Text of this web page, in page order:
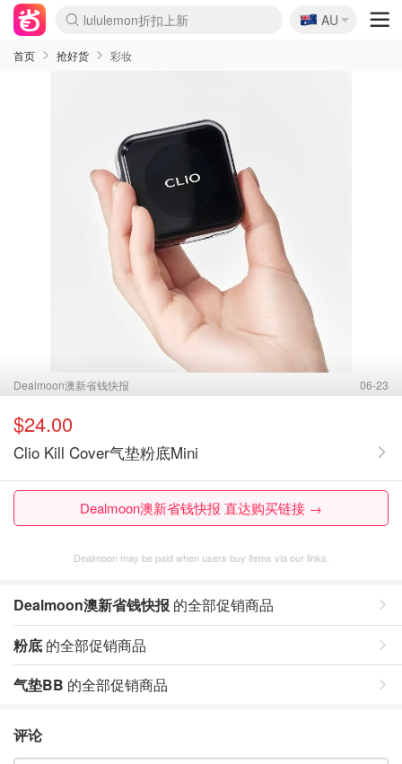
lululemon折扣上新
Sasa美妆护肤3.5折
SSENSE年中3折
FreshBeauty好价汇总
Cettire降价+叠9折
Farfetch折上8折
WWS Coles超市实拍
viagogo二手票捡漏
Myer清仓1折起
The Outnet奢牌1折起
David Jones 3折起
Flannels大牌1折
Perfumes Club护肤1折
AMIRO返校季6.2折
Oweek抽奖送Airpods
Amazon折扣汇总
eToro入金$200送$50
Amazon数码好物
ICONIC本周7.5折
ThedoubleF高奢地板价
Moose Knuckles 6折
丝芙兰5折起
EUFY官网3.7折起
Selenichast首饰2折
Trip机票酒店促销
YSL送5件彩妆礼
Amazon家居好物
BIGBANG巡演开票
David Jones时尚3折
Amazon美妆护肤
雅漾大喷$8
过敏原检测盒$33
伊索独家赠50ml沐浴露
科颜氏清仓3折
SEALIFE海洋馆门票6折
丝塔芙大白罐$16
订阅Newsletter送香薰
Cult Beauty 6.8折
Harrods圣诞日历2.3折
LN-CC奢牌私促3折
d'Alba空姐喷雾$16
EVE LOM套装逆天2折
Bernardelli独家4折
Adore Beauty 6折起
CT圣诞日历
Mytheresa奢品2.7折
Luxury Escapes 9折
Currentbody美容仪9折
MOON Garden Live
ALLSAINTS美衣3折
Roborock扫地机3.7折
Tingo Life水杯$24
Valentino官网5折
CR洗发护发6.3折
🇦🇺
AU
首页 抢好货 彩妆
Dealmoon澳新省钱快报 06-23
$24.00
Clio Kill Cover气垫粉底Mini
Dealmoon澳新省钱快报 直达购买链接 →
Dealmoon may be paid when users buy items via our links.
Dealmoon澳新省钱快报 的全部促销商品
粉底 的全部促销商品
气垫BB 的全部促销商品
评论